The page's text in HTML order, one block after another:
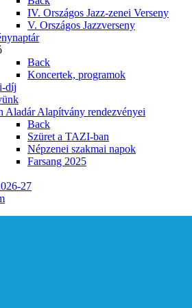
IV. Országos Jazz-zenei Verseny
V. Országos Jazzverseny
Back
Koncertek, programok
díj
Aladár Alapítvány rendezvényei
Back
Szüret a TAZI-ban
Népzenei szakmai napok
Farsang 2025
27